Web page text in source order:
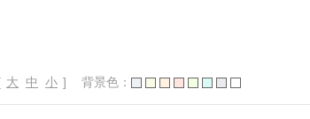
大 中 小 ] 背景色：